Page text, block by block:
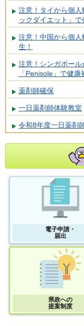
注意！タイから個
ックダイエット」で
注意！中国から個
生！
注意！シンガポー
「Penisole」で健康
薬剤師確保
一日薬剤師体験教室
令和8年度一日薬剤
電子申請・
届出
県政への
提案制度